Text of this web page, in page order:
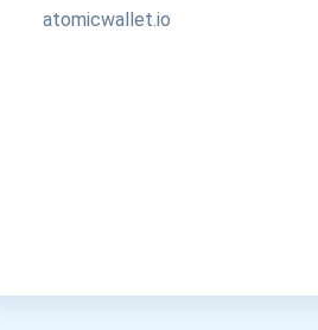
atomicwallet.io